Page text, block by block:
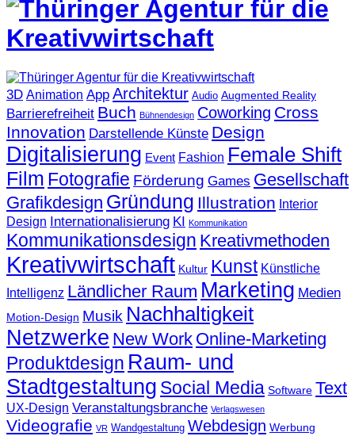
3D Animation App Architektur Audio Augmented Reality
Barrierefreiheit Buch Bühnendesign Coworking Cross
Innovation Darstellende Künste Design
Digitalisierung Event Fashion Female Shift
Film Fotografie Förderung Games Gesellschaft
Grafikdesign Gründung Illustration Interior
Design Internationalisierung KI Kommunikation
Kommunikationsdesign Kreativmethoden
Kreativwirtschaft Kultur Kunst Künstliche
Intelligenz Ländlicher Raum Marketing Medien
Motion-Design Musik Nachhaltigkeit
Netzwerke New Work Online-Marketing
Produktdesign Raum- und
Stadtgestaltung Social Media Software Text
UX-Design Veranstaltungsbranche Verlagswesen
Videografie VR Wandgestaltung Webdesign Werbung